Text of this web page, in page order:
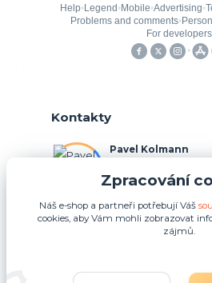
Kontakty
Pavel Kolmann
(Po-Ne, 8:00-17:00
Zpracování
Náš e-shop a partneři potřebují Váš
cookies, aby Vám mohli zobrazovat
zájmů.